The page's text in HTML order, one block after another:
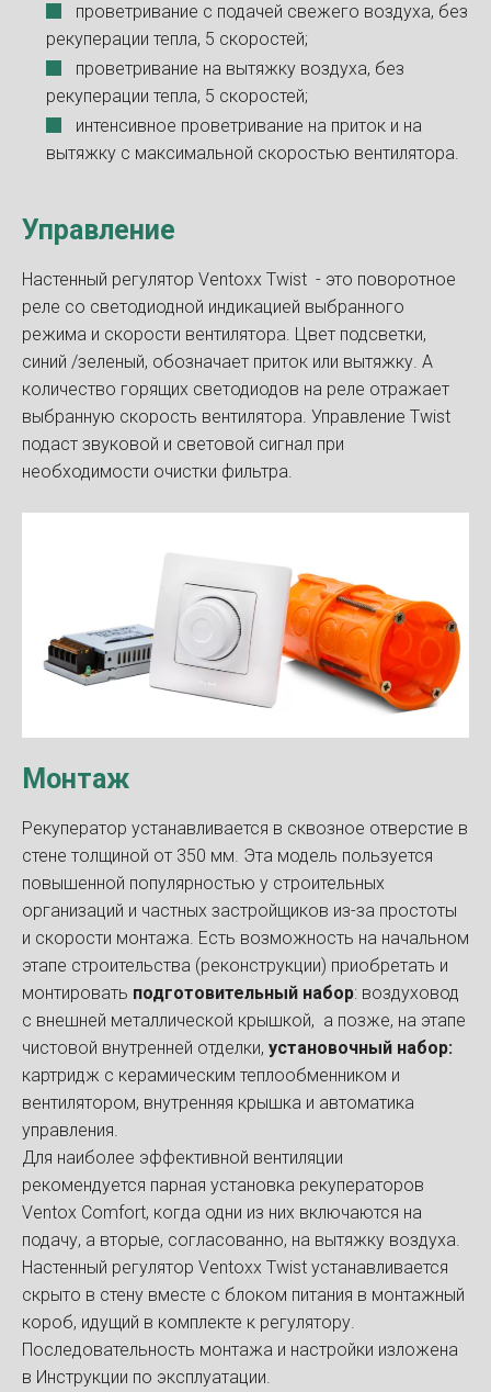
проветривание с подачей свежего воздуха, без
рекуперации тепла, 5 скоростей;
проветривание на вытяжку воздуха, без
рекуперации тепла, 5 скоростей;
интенсивное проветривание на приток и на
вытяжку с максимальной скоростью вентилятора.
Управление
Настенный регулятор Ventoxx Twist - это поворотное
реле со светодиодной индикацией выбранного
режима и скорости вентилятора. Цвет подсветки,
синий /зеленый, обозначает приток или вытяжку. А
количество горящих светодиодов на реле отражает
выбранную скорость вентилятора. Управление Twist
подаст звуковой и световой сигнал при
необходимости очистки фильтра.
Монтаж
Рекуператор устанавливается в сквозное отверстие в
стене толщиной от 350 мм. Эта модель пользуется
повышенной популярностью у строительных
организаций и частных застройщиков из-за простоты
и скорости монтажа. Есть возможность на начальном
этапе строительства (реконструкции) приобретать и
монтировать подготовительный набор: воздуховод
с внешней металлической крышкой, а позже, на этапе
чистовой внутренней отделки, установочный набор:
картридж с керамическим теплообменником и
вентилятором, внутренняя крышка и автоматика
управления.
Для наиболее эффективной вентиляции
рекомендуется парная установка рекуператоров
Ventox Comfort, когда одни из них включаются на
подачу, а вторые, согласованно, на вытяжку воздуха.
Настенный регулятор Ventoxx Twist устанавливается
скрыто в стену вместе с блоком питания в монтажный
короб, идущий в комплекте к регулятору.
Последовательность монтажа и настройки изложена
в Инструкции по эксплуатации.